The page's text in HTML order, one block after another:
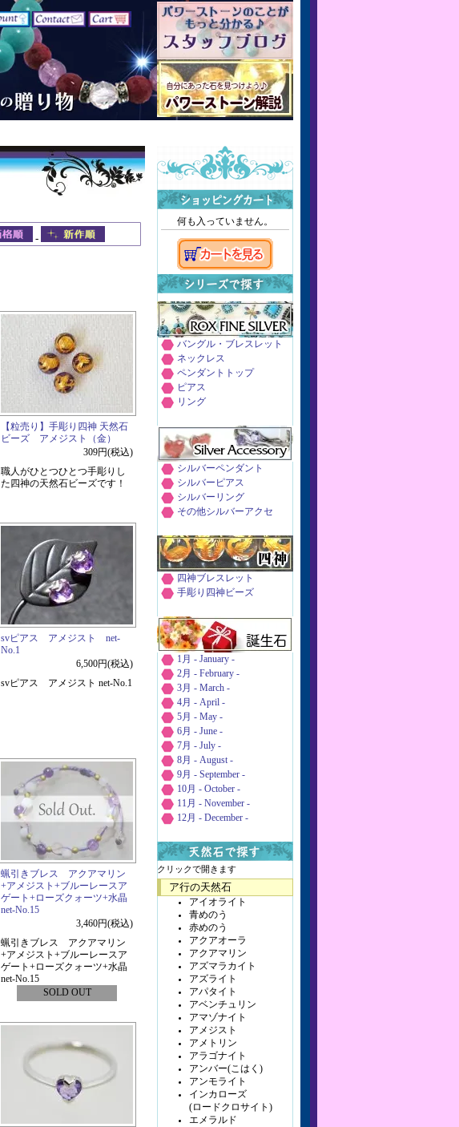
-
【粒売り】手彫り四神 天然石
ビーズ アメジスト（金）
309円(税込)
職人がひとつひとつ手彫りし
た四神の天然石ビーズです！
svピアス アメジスト net-
No.1
6,500円(税込)
svピアス アメジスト net-No.1
蝋引きブレス アクアマリン
+アメジスト+ブルーレースア
ゲート+ローズクォーツ+水晶
net-No.15
3,460円(税込)
蝋引きブレス アクアマリン
+アメジスト+ブルーレースア
ゲート+ローズクォーツ+水晶
net-No.15
SOLD OUT
何も入っていません。
バングル・ブレスレット
ネックレス
ペンダントトップ
ピアス
リング
シルバーペンダント
シルバーピアス
シルバーリング
その他シルバーアクセ
四神ブレスレット
手彫り四神ビーズ
1月 - January -
2月 - February -
3月 - March -
4月 - April -
5月 - May -
6月 - June -
7月 - July -
8月 - August -
9月 - September -
10月 - October -
11月 - November -
12月 - December -
クリックで開きます
ア行の天然石
アイオライト
青めのう
赤めのう
アクアオーラ
アクアマリン
アズマラカイト
アズライト
アパタイト
アベンチュリン
アマゾナイト
アメジスト
アメトリン
アラゴナイト
アンバー(こはく)
アンモライト
インカローズ
(ロードクロサイト)
エメラルド